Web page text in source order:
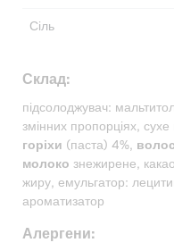
Сіль
Склад:
підсолоджувач:
змінних пропорціях,
горіхи (паста) 4%,
молоко знежирене,
жиру, емульгатор:
ароматизатор
Алергени: